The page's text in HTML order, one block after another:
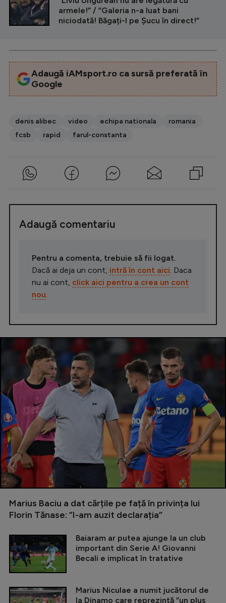
armele!” / ”Galeria n-a luat bani
niciodată! Băgați-l pe Șucu în direct!”
Adaugă iAMsport.ro ca sursă preferată în
Google
denis alibec video echipa nationala
romania
fcsb
rapid farul-constanta
Adaugă comentariu
Pentru a comenta, trebuie să fii logat.
Dacă ai deja un cont, intră în cont aici. Daca
nu ai cont, click aici pentru a crea un cont
nou.
Marius Baciu a dat cărțile pe față în privința lui
Florin Tănase: ”I-am auzit declarația”
Baiaram ar putea ajunge la un club
important din Serie A! Giovanni
Becali e implicat în tratative
Marius Niculae a numit jucătorul de
la Dinamo care reprezintă ”un plus